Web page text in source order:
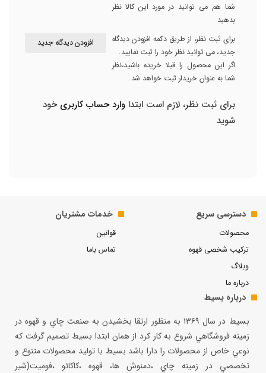
شما هم می توانید در مورد این کالا نظر
بدهید
برای ثبت نظر، از طریق دکمه افزودن دیدگاه
جدید، می توانید نظر خود را ثبت نمایید.
اگر این محصول را قبلا خریده باشید،نظر
شما به عنوان خریدار ثبت خواهد شد.
افزودن دیدگاه جدید
برای ثبت نظر، لازم است ابتدا وارد حساب کاربریخود
شوید
دسترسی سریع
محصولات
ترکیب شخصی قهوه
وبلاگ
درباره ما
خدمات مشتریان
قوانین
تماس باما
درباره بسیط
بسيط در سال ۱۳۶۹ به منظور ارتقا بخشيدن به صنعت چاي و قهوه در
زمينه فروشگاهي شروع به كار كرد از همان ابتدا بسيط تصميم گرفت كه
نوعي خاص از محصولات را دارا باشد بسيط با توليد محصولات متنوع و
تخصصي در زمينه چاي ،دمنوش ها، قهوه ،كاكائو ،فوميت(شير